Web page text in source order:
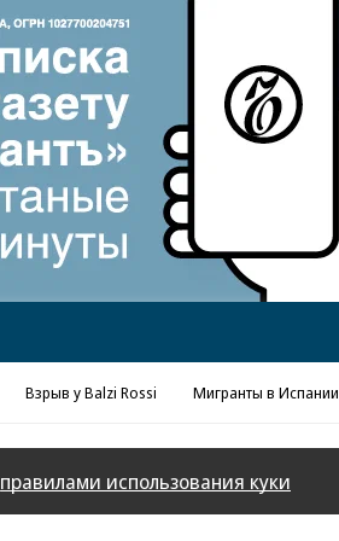
Взрыв у Balzi Rossi Мигранты в Испании
правилами использования куки